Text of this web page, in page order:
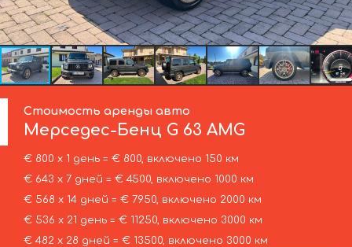
Стоимость аренды авто
Мерседес-Бенц G 63 AMG
€ 800 х 1 день = € 800, включено 150 км
€ 643 х 7 дней = € 4500, включено 1000 км
€ 568 х 14 дней = € 7950, включено 2000 км
€ 536 х 21 день = € 11250, включено 3000 км
€ 482 х 28 дней = € 13500, включено 3000 км